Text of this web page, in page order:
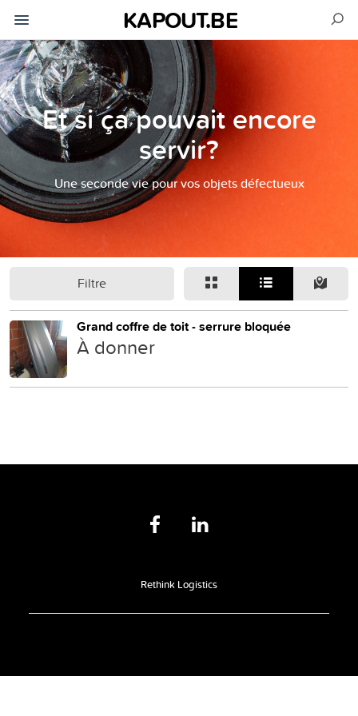
KAPOUT.BE
Et si ça pouvait encore
servir?
Une seconde vie pour vos objets défectueux
Filtre
Grand coffre de toit - serrure bloquée
À donner
Rethink Logistics